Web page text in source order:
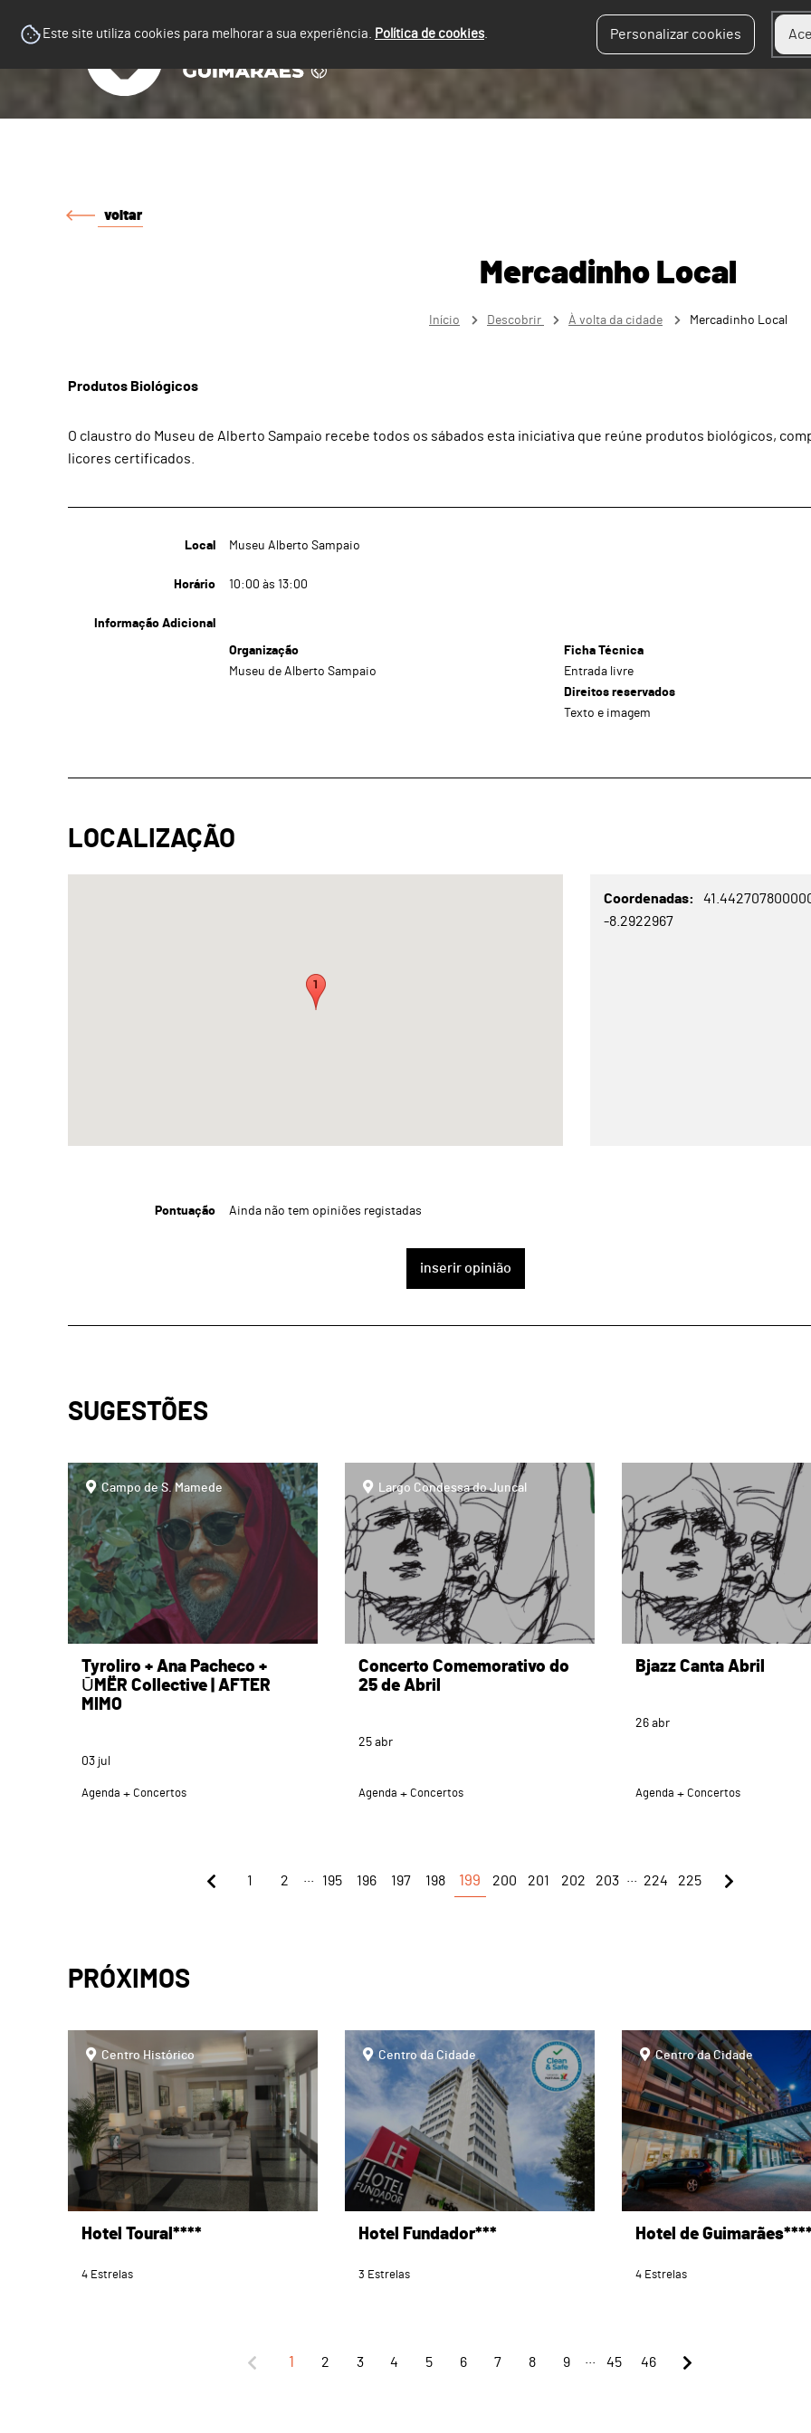
Este site utiliza cookies para melhorar a sua experiência. Política de cookies. Personalizar cookies
voltar
Mercadinho Local
Início Descobrir À volta da cidade Mercadinho Local
Produtos Biológicos
O claustro do Museu de Alberto Sampaio recebe todos os sábados esta iniciativa que reúne produtos biológicos,
licores certificados.
Local Museu Alberto Sampaio
Horário 10:00 às 13:00
Informação Adicional
Organização
Museu de Alberto Sampaio
Ficha Técnica
Entrada livre
Direitos reservados
Texto e imagem
Coordenadas
-8.2922967
Pontuação Ainda não tem opiniões registadas
inserir opinião
SUGESTÕES
pageCampo de S. Mamede
Tyroliro + Ana Pacheco +
ŪMËR Collective | AFTER
MIMO
03 jul
Agenda Concertos
pageLargo Condessa do Juncal
Concerto Comemorativo do
25 de Abril
25 abr
Agenda Concertos
Bjazz Canta Abril
26 abr
Agenda Concertos
1 2 195 196 197 198 199 200 201 202 203 224 225
PRÓXIMOS
pageCentro Histórico
Hotel Toural****
4 Estrelas
pageCentro da Cidade
Hotel Fundador***
3 Estrelas
pageCentro da Cidade
Hotel de
4 Estrelas
1 2 3 4 5 6 7 8 9 45 46